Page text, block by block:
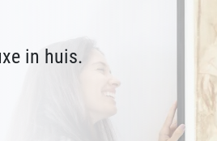
in huis.